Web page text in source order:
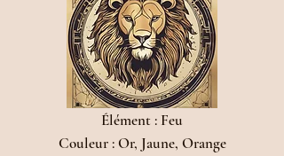
Élément : Feu
Couleur : Or, Jaune, Orange